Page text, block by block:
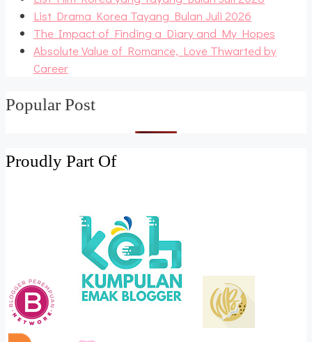
List Drama Korea Tayang Bulan Juli 2026
The Impact of Finding a Diary and My Hopes
Absolute Value of Romance, Love Thwarted by
Career
Popular Post
Proudly Part Of